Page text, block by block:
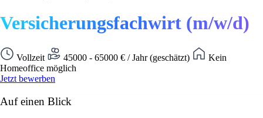
Versicherungsfachwirt (m/w/d)
Vollzeit 45000 - 65000 € / Jahr (geschätzt)
Kein
Homeoffice möglich
Jetzt bewerben
Auf einen Blick